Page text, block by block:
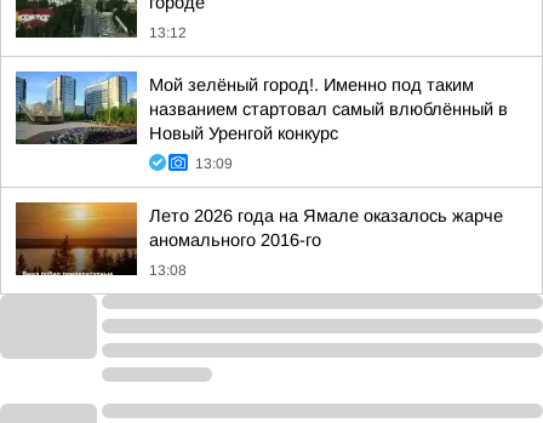
13:12
Мой зелёный город!. Именно под таким
названием стартовал самый влюблённый в
Новый Уренгой конкурс
13:09
Лето 2026 года на Ямале оказалось жарче
аномального 2016-го
13:08